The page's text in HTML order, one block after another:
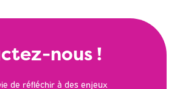
nous !
de réfléchir à des enjeux